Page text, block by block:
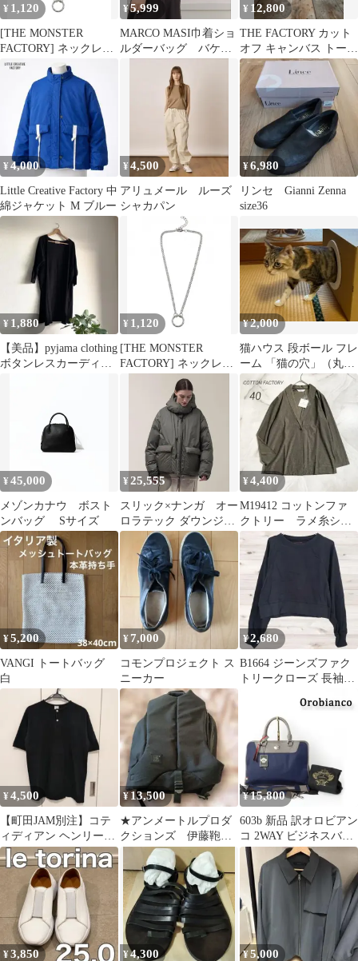
¥ 1,120
[THE MONSTER
FACTORY] ネックレス
フープ リングトップ シ
ンプル 短め アクセサリ
ー jimin ループチェー
ン メンズ レディース
¥5,999
MARCO MASI巾着ショ
ルダーバッグ バケツ
バッグ★ミニ巾着ショ
ルダーバッグ
¥ 12,800
THE FACTORY カット
オフ キャンバス トート
バッグ COMOLI
¥4,000
Little Creative Factory 中
綿ジャケット M ブルー
¥4,500
アリュメール ルーズ
シャカパン
¥6,980
リンセ Gianni Zenna
size36
¥ 1,880
【美品】pyjama clothing
ボタンレスカーディガ
¥ 1,120
[THE MONSTER
FACTORY] ネックレス
フープ リングトップ シ
ンプル 短め アクセサリ
ー jimin ループチェー
ン メンズ レディース
¥2,000
猫ハウス 段ボール フレ
ーム 「猫の穴」（丸タ
イプ）
¥45,000
メゾンカナウ ボスト
ンバッグ Sサイズ
¥25,555
スリック×ナンガ オー
ロラテック ダウンジャ
ケット
¥4,400
M19412 コットンファ
クトリー ラメ糸ショ
ールカラーカーディガ
ン 長袖 40
¥5,200
VANGI トートバッグ
白
¥7,000
コモンプロジェクト ス
ニーカー
¥2,680
B1664 ジーンズファク
トリークローズ 長袖ト
¥4,500
【町田JAM別注】コテ
ィディアン ヘンリーネ
ック 鹿の子ポロシャツ
黒 3
¥13,500
★アンメートルプロダ
クションズ 伊藤鞄製
作所★バックパック
UM 0008★黒
¥15,800
603b 新品 訳オロビアン
コ 2WAY ビジネスバッ
ク ショルダーバッグ
¥3,850 ¥4,300 ¥5,000